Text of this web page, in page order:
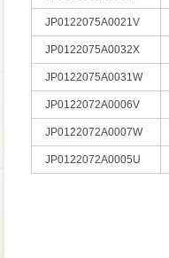
JP0122075A0021V
JP0122075A0032X
JP0122075A0031W
JP0122072A0006V
JP0122072A0007W
JP0122072A0005U